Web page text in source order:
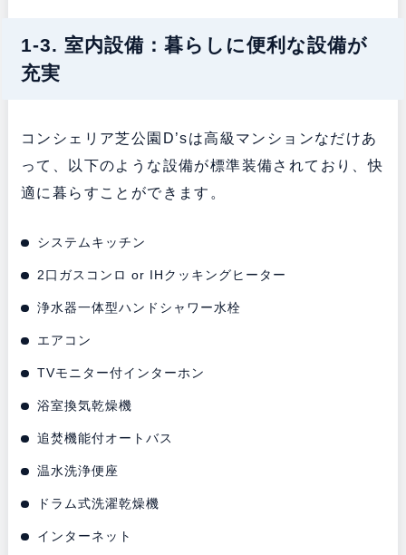
1-3. 室内設備：暮らしに便利な設備が
充実
コンシェリア芝公園D’sは高級マンションなだけあ
って、以下のような設備が標準装備されており、快
適に暮らすことができます。
システムキッチン
2口ガスコンロ or IHクッキングヒーター
浄水器一体型ハンドシャワー水栓
エアコン
TVモニター付インターホン
浴室換気乾燥機
追焚機能付オートバス
温水洗浄便座
ドラム式洗濯乾燥機
インターネット